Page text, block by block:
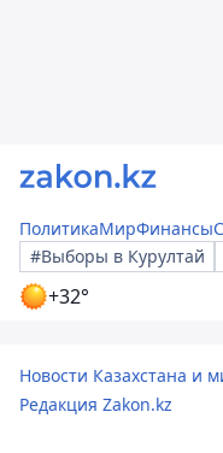
ПолитикаМирФинансы
#Выборы в Курултай
+32°
Новости Казахстана и
Редакция Zakon.kz